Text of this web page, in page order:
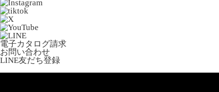
電子カタログ請求
お問い合わせ
LINE友だち登録